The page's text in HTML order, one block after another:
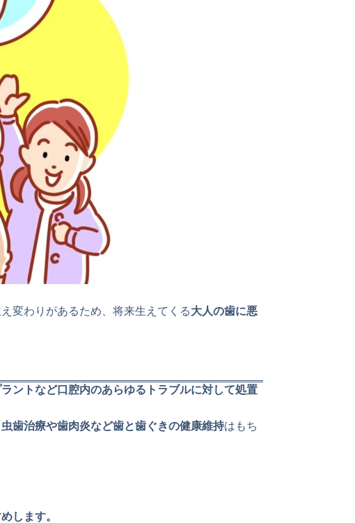
変わりがあるため、将来生えてくる大人の歯に悪
ントなど口腔内のあらゆるトラブルに対して処置
虫歯治療や歯肉炎など歯と歯ぐきの健康維持はもち
します。